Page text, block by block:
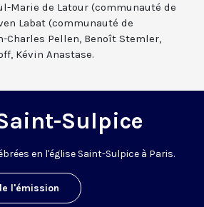
Marie de Latour (communauté de
Labat (communauté de
Charles Pellen, Benoît Stemler,
Kévin Anastase.
Sulpice
en l'église Saint-Sulpice à Paris.
l'émission